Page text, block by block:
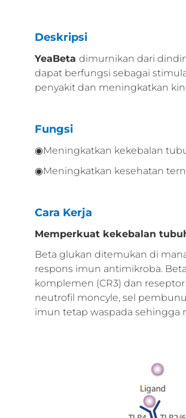
Deskripsi
YeaBeta dimurnikan dari
dapat berfungsi sebagai
penyakit dan meningkatkan
Fungsi
◉Meningkatkan kekebalan
◉Meningkatkan kesehatan
Cara Kerja
Memperkuat kekebalan
Beta glukan ditemukan di
respons imun antimikroba.
komplemen (CR3) dan
neutrofil moncyle, sel
imun tetap waspada sehingga